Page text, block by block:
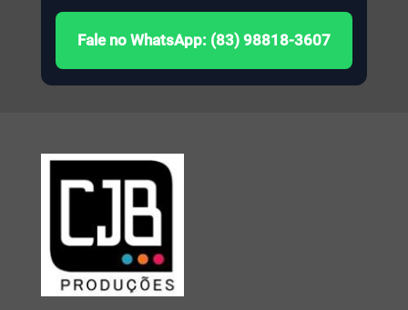
Fale no WhatsApp: (83) 98818-3607